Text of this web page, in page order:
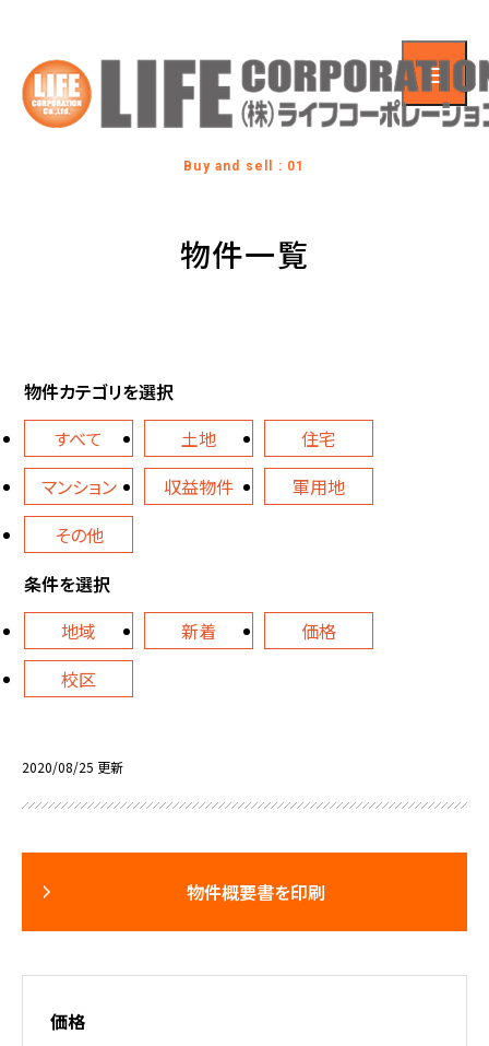
Buy and sell : 01
物件一覧
物件カテゴリを選択
すべて
土地
住宅
マンション
収益物件
軍用地
その他
条件を選択
地域
新着
価格
校区
2020/08/25 更新
物件概要書を印刷
価格